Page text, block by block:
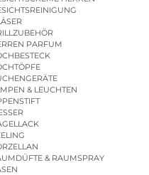
PARFUM
& LEUCHTEN
& RAUMSPRAY